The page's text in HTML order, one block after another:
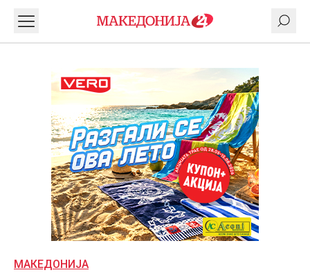
МАКЕДОНИЈА